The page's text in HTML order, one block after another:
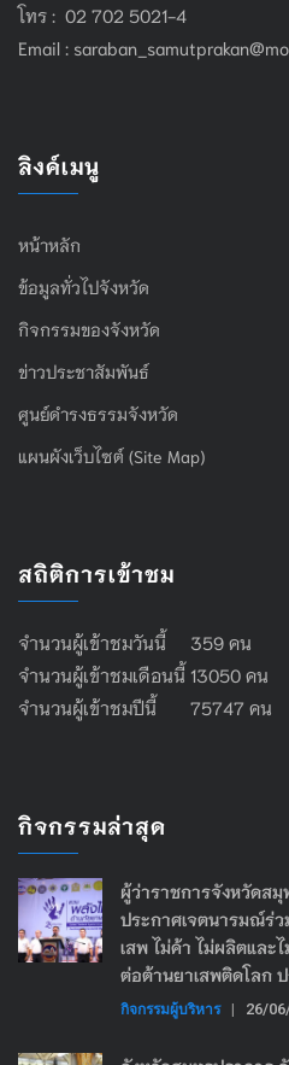
โทร : 02 702 5021-4
Email :
ลิงค์เมนู
หน้าหลัก
ข้อมูลทั่วไปจังหวัด
กิจกรรมของจังหวัด
ข่าวประชาสัมพันธ์
ศูนย์ดำรงธรรมจังหวัด
แผนผังเว็บไซต์ (Site Map)
สถิติการเข้าชม
จำนวนผู้เข้าชมวันนี้ 359 คน
จำนวนผู้เข้าชมเดือนนี้ 13050 คน
จำนวนผู้เข้าชมปีนี้ 75747 คน
กิจกรรมล่าสุด
ผู้ว่าราชการจังหวัดส
ประกาศเจตนารมณ์ร่ว
เสพ ไม่ค้า ไม่ผลิตและ
ต่อต้านยาเสพติดโลก
กิจกรรมผู้บริหาร | 26/